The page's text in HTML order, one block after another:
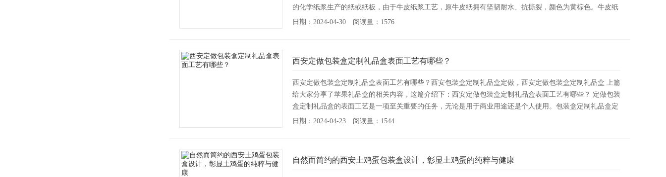
的化学纸浆生产的纸或纸板，由于牛皮纸浆工艺，原牛皮纸拥有坚韧耐水、抗撕裂，颜色为黄棕色。牛皮纸
浆比其它木浆颜色更...[详情]
日期：2024-04-30 阅读量：1576
西安定做包装盒定制礼品盒表面工艺有哪些？
西安定做包装盒定制礼品盒表面工艺有哪些？西安包装盒定制礼品盒定做，西安定做包装盒定制礼品盒 上篇
给大家分享了苹果礼品盒的相关内容，这篇介绍下：西安定做包装盒定制礼品盒表面工艺有哪些？ 定做包装
盒定制礼品盒的表面工艺是一项至关重要的任务，无论是用于商业用途还是个人使用。包装盒定制礼品盒定
做都... [详情]
日期：2024-04-23 阅读量：1544
自然而简约的西安土鸡蛋包装盒设计，彰显土鸡蛋的纯粹与健康